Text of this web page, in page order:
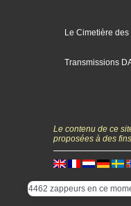
Le Cimetière
Transmissions
Le contenu de ce
proposées à des
4462 zappeurs en ce